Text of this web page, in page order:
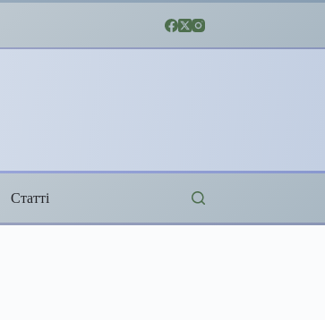
Статті